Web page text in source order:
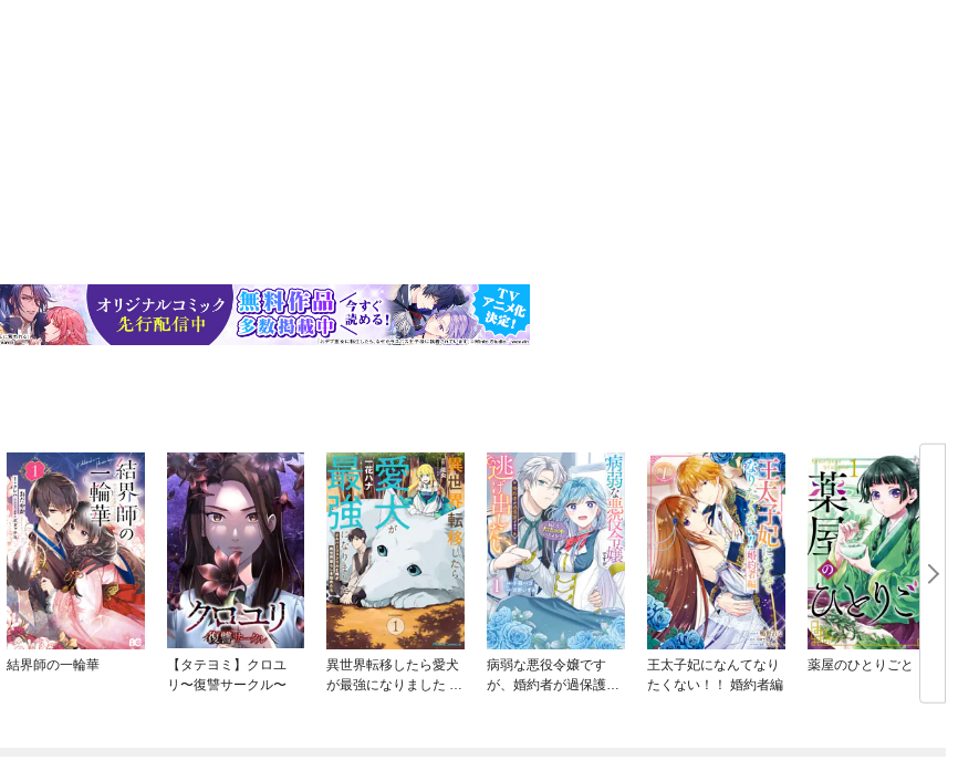
結界師の一輪華
【タテヨミ】クロユ
リ〜復讐サークル〜
異世界転移したら愛犬
が最強になりました ～
病弱な悪役令嬢です
が、婚約者が過保護す
王太子妃になんてなり
たくない！！ 婚約者編
薬屋のひとりごと